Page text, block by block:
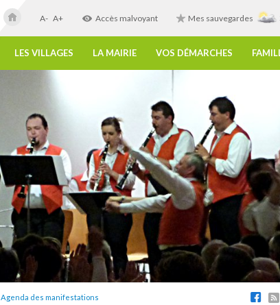
A- A+ Accès malvoyant Mes sauvegardes
LES VILLAGES LA MAIRIE VOS DÉMARCHES
Agenda des manifestations